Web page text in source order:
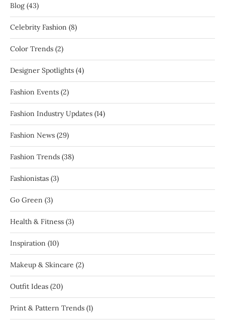
Blog (43)
Celebrity Fashion (8)
Color Trends (2)
Designer Spotlights (4)
Fashion Events (2)
Fashion Industry Updates (14)
Fashion News (29)
Fashion Trends (38)
Fashionistas (3)
Go Green (3)
Health & Fitness (3)
Inspiration (10)
Makeup & Skincare (2)
Outfit Ideas (20)
Print & Pattern Trends (1)